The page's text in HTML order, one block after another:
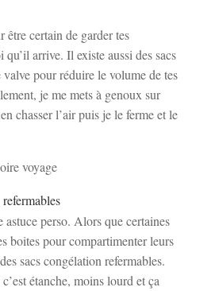
être certain de garder tes
qu’il arrive. Il existe aussi des sacs
valve pour réduire le volume de tes
je me mets à genoux sur
chasser l’air puis je le ferme et le
astuce perso. Alors que certaines
boites pour compartimenter leurs
sacs congélation refermables.
étanche, moins lourd et ça